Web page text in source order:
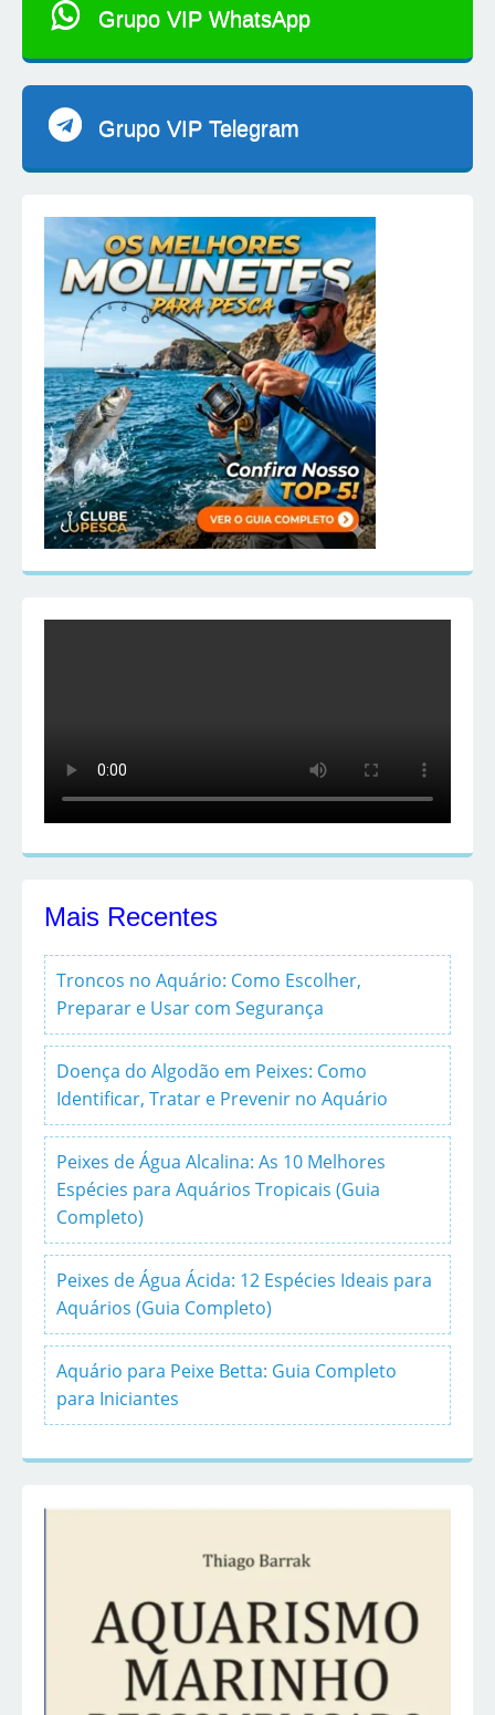
Grupo VIP WhatsApp
Grupo VIP Telegram
Mais Recentes
Troncos no Aquário: Como Escolher,
Preparar e Usar com Segurança
Doença do Algodão em Peixes: Como
Identificar, Tratar e Prevenir no Aquário
Peixes de Água Alcalina: As 10 Melhores
Espécies para Aquários Tropicais (Guia
Completo)
Peixes de Água Ácida: 12 Espécies Ideais para
Aquários (Guia Completo)
Aquário para Peixe Betta: Guia Completo
para Iniciantes